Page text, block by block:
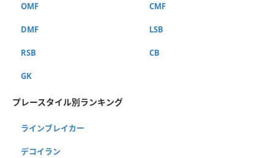
OMF CMF
DMF LSB
RSB CB
GK
プレースタイル別ランキング
ラインブレイカー
デコイラン